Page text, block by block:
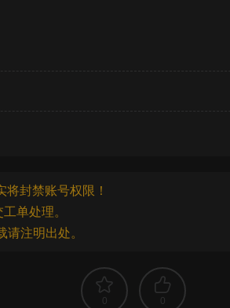
封禁账号权限！
单处理。
请注明出处。
0 0